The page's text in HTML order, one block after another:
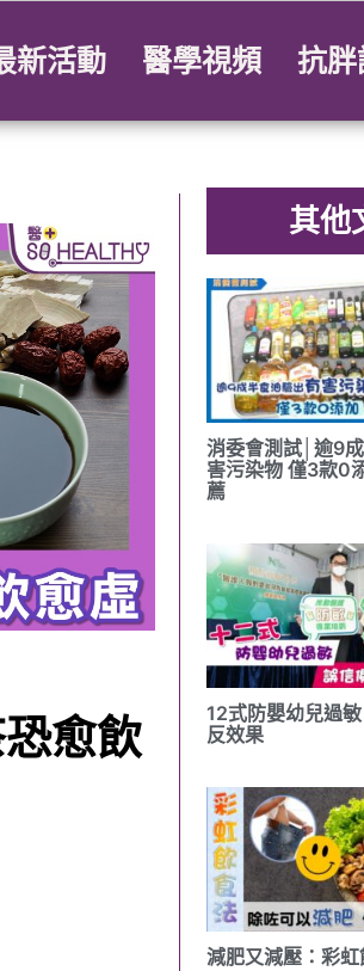
新活動 醫學視頻 抗
愈飲
其他
消委會測試│逾9
害污染物 僅3款0
薦
12式防嬰幼兒過
反效果
減肥又減壓：彩虹